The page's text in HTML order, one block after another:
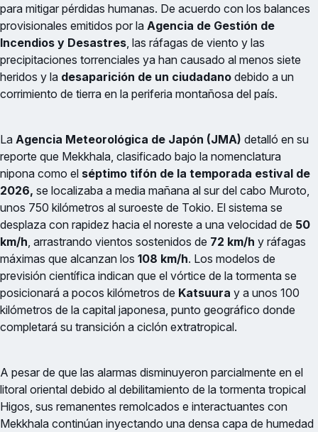
para mitigar pérdidas humanas. De acuerdo con los balances
provisionales emitidos por la Agencia de Gestión de
Incendios y Desastres, las ráfagas de viento y las
precipitaciones torrenciales ya han causado al menos siete
heridos y la desaparición de un ciudadano debido a un
corrimiento de tierra en la periferia montañosa del país.
La Agencia Meteorológica de Japón (JMA) detalló en su
reporte que Mekkhala, clasificado bajo la nomenclatura
nipona como el séptimo tifón de la temporada estival de
2026, se localizaba a media mañana al sur del cabo Muroto,
unos 750 kilómetros al suroeste de Tokio. El sistema se
desplaza con rapidez hacia el noreste a una velocidad de 50
km/h, arrastrando vientos sostenidos de 72 km/h y ráfagas
máximas que alcanzan los 108 km/h. Los modelos de
previsión científica indican que el vórtice de la tormenta se
posicionará a pocos kilómetros de Katsuura y a unos 100
kilómetros de la capital japonesa, punto geográfico donde
completará su transición a ciclón extratropical.
A pesar de que las alarmas disminuyeron parcialmente en el
litoral oriental debido al debilitamiento de la tormenta tropical
Higos, sus remanentes remolcados e interactuantes con
Mekkhala continúan inyectando una densa capa de humedad